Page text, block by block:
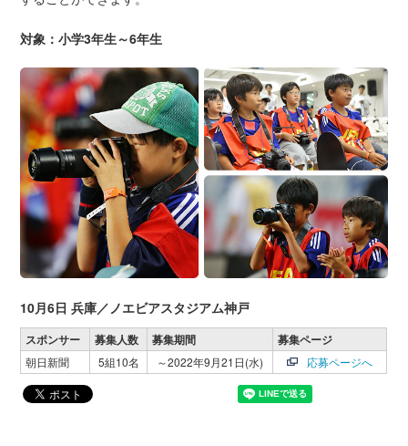
対象：小学3年生～6年生
10月6日 兵庫／ノエビアスタジアム神戸
スポンサー 募集人数 募集期間 募集ページ
朝日新聞 5組10名 ～2022年9月21日(水) 応募ページへ